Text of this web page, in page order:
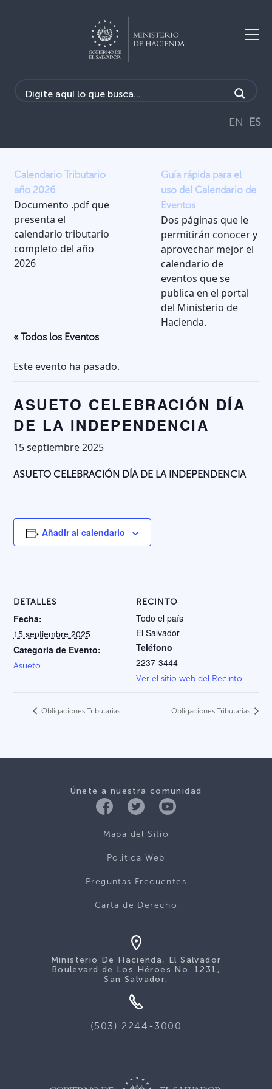
EN ES
Calendario Tributario
año 2026
Documento .pdf que
presenta el
calendario tributario
completo del año
2026
Guía rápida para el
uso del Calendario de
Eventos
Dos páginas que le
permitirán conocer y
aprovechar mejor el
calendario de
eventos que se
publica en el portal
del Ministerio de
Hacienda.
« Todos los Eventos
Este evento ha pasado.
ASUETO CELEBRACIÓN DÍA
DE LA INDEPENDENCIA
15 septiembre 2025
ASUETO CELEBRACIÓN DÍA DE LA INDEPENDENCIA
Añadir al calendario
DETALLES
Fecha:
15 septiembre 2025
Categoría de Evento:
Asueto
RECINTO
Todo el país
El Salvador
Teléfono
2237-3444
Ver el sitio web del Recinto
Obligaciones Tributarias Obligaciones Tributarias
Únete a nuestra comunidad
Mapa del Sitio
Politica Web
Preguntas Frecuentes
Carta de Derecho
Ministerio De Hacienda, El Salvador
Boulevard de Los Héroes No. 1231,
San Salvador.
(503) 2244-3000